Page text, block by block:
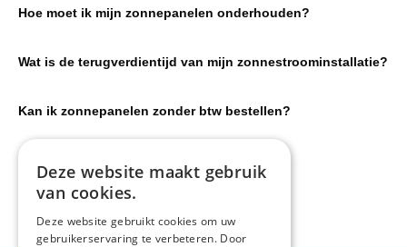
Hoe moet ik mijn zonnepanelen onderhouden?
Wat is de terugverdientijd van mijn zonnestroominstallatie?
Kan ik zonnepanelen zonder btw bestellen?
Deze website maakt gebruik
van cookies.
Deze website gebruikt cookies om uw
gebruikerservaring te verbeteren. Door